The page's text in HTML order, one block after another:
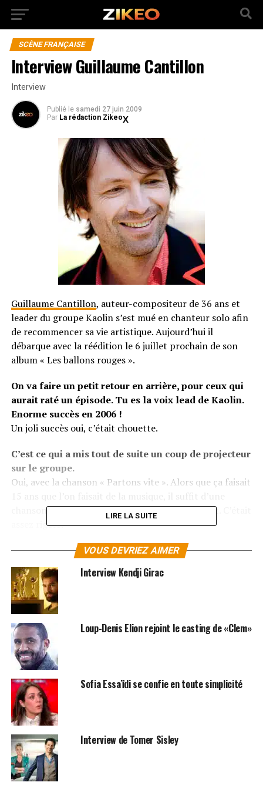
SCÈNE FRANÇAISE
Interview Guillaume Cantillon
Interview
Publié le samedi 27 juin 2009
Par La rédaction Zikeo
Guillaume Cantillon, auteur-compositeur de 36 ans et
leader du groupe Kaolin s’est mué en chanteur solo afin
de recommencer sa vie artistique. Aujourd’hui il
débarque avec la réédition le 6 juillet prochain de son
album « Les ballons rouges ».
On va faire un petit retour en arrière, pour ceux qui
aurait raté un épisode. Tu es la voix lead de Kaolin.
Enorme succès en 2006 !
Un joli succès oui, c’était chouette.
C’est ce qui a mis tout de suite un coup de projecteur
sur le groupe.
Oui, avec la chanson « Partons vite ». Alors que ça faisait
chanson en radio pour être éclairé différemment. C’était
assez rigolo.
Cette chanson n’est pas forcément représentative de
toute la musique de Kaolin, mais est-ce qu’elle a
donné l’impulsion, le déclencheur à cet album solo ?
Il y a de ça. C’est une chanson très folk. L’esprit de
Kaolin est plus rock. Pour une fois on est allé dans ce
paysage un peu plus acoustique. Ça fait longtemps que
ce sont mes influences, mon background comme on dit.
Je compose à la guitare sèche, j’ai voulu garder cet
esprit des démos, ne pas mettre de guitare électrique là
où au départ il y avait une guitare sèche, garder ce côté
simple, minimaliste. Au niveau des paroles, il y a une
chanson sur mon album qui s’appelle
rouges, c’est la suite de
couple, 15 ans plus tard, avec un peu plus d’expérience.
Je le fais souvent sur mes chansons, je fais une suite qui
n’a pas forcément grand-chose à voir musicalement
avec ce qui s’est passé avant. Là il y avait un vrai fil
LIRE LA SUITE
VOUS DEVRIEZ AIMER
Interview Kendji Girac
Loup-Denis Elion rejoint le casting de «Clem»
Sofia Essaïdi se confie en toute simplicité
Interview de Tomer Sisley